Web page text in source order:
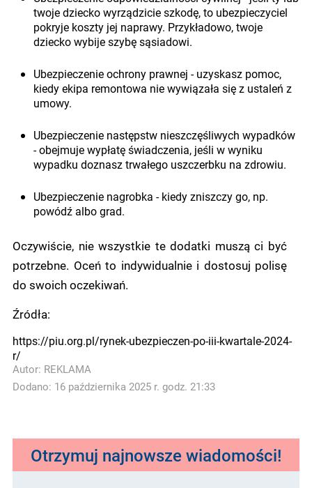
twoje dziecko wyrządzicie szkodę, to ubezpieczyciel
pokryje koszty jej naprawy. Przykładowo, twoje
dziecko wybije szybę sąsiadowi.
Ubezpieczenie ochrony prawnej - uzyskasz pomoc,
kiedy ekipa remontowa nie wywiązała się z ustaleń z
umowy.
Ubezpieczenie następstw nieszczęśliwych wypadków
- obejmuje wypłatę świadczenia, jeśli w wyniku
wypadku doznasz trwałego uszczerbku na zdrowiu.
Ubezpieczenie nagrobka - kiedy zniszczy go, np.
powódź albo grad.
Oczywiście, nie wszystkie te dodatki muszą ci być
potrzebne. Oceń to indywidualnie i dostosuj polisę
do swoich oczekiwań.
Źródła:
https://piu.org.pl/rynek-ubezpieczen-po-iii-kwartale-2024-
r/
Autor: REKLAMA
Dodano: 16 października 2025 r. godz. 21:33
Otrzymuj najnowsze wiadomości!